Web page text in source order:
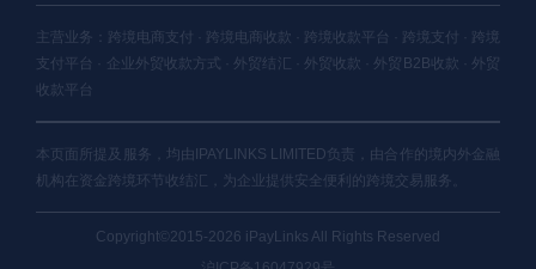
主营业务：跨境电商支付 · 跨境电商收款 · 跨境收款平台 · 跨境支付 · 跨境
支付平台 · 企业外贸收款方式 · 外贸结汇 · 外贸收款 · 外贸B2B收款 · 外贸
收款平台
本页面所提及服务，均由IPAYLINKS LIMITED负责，由合作的境内外金融
机构在资金跨境环节收结汇，为企业提供安全便利的跨境交易服务。
Copyright©2015-2026 iPayLinks All Rights Reserved